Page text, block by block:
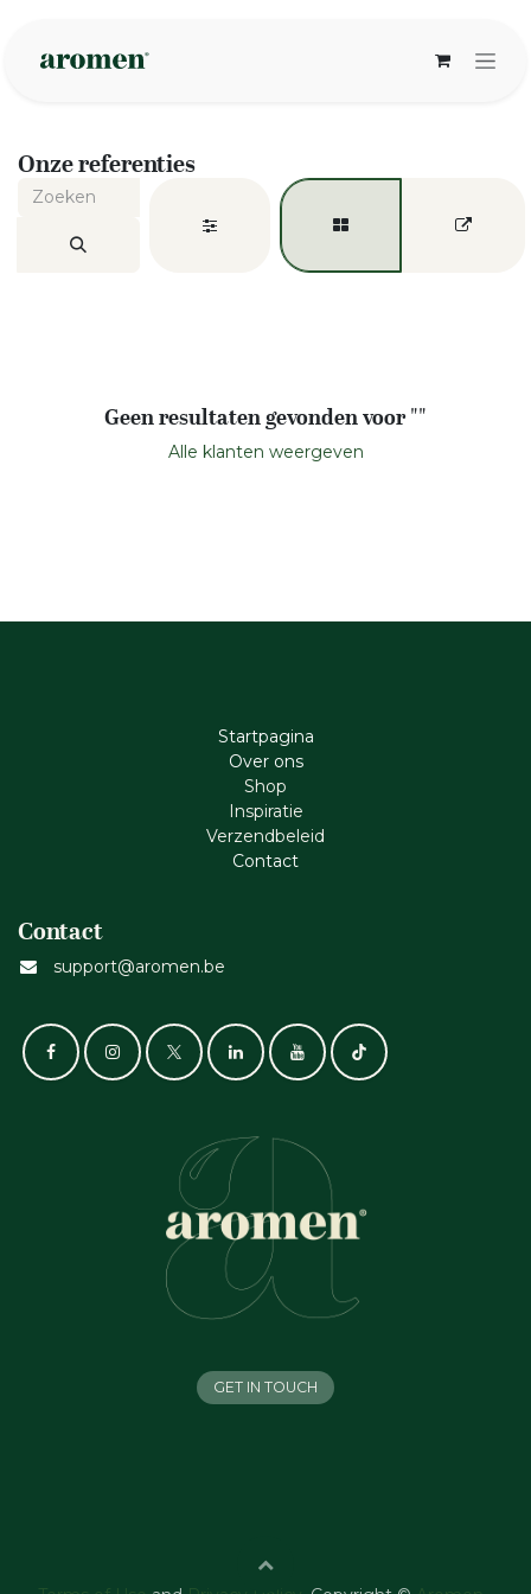
Onze referenties
Geen resultaten gevonden voor ""
Alle klanten weergeven
Startpagina
Ove​r​ ons
Shop
Inspiratie
Verzendbeleid
Cont​act
Contact
support@aromen.be
GET IN TOUCH